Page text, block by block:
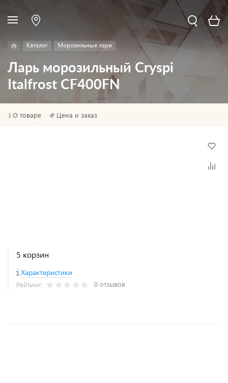
Каталог Морозильные лари
Ларь морозильный Cryspi
Italfrost CF400FN
О товаре Цена и заказ
5 корзин
Характеристики
Рейтинг: 0 отзывов